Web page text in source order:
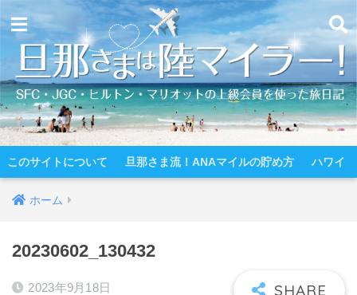
このサイトについて 旦那さま流！ANAマイルの貯め方 ハワイ
ホーム
20230602_130432
2023年9月18日